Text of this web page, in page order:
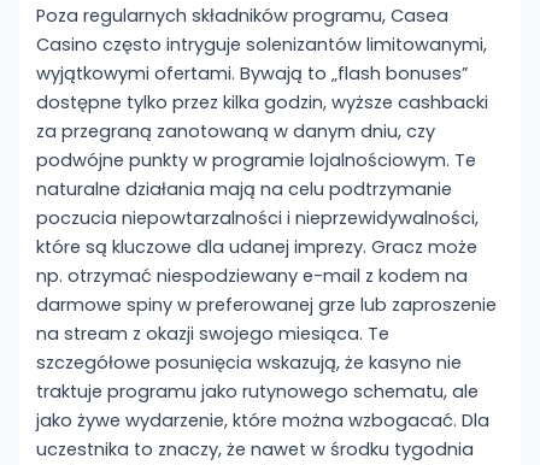
Poza regularnych składników programu, Casea
Casino często intryguje solenizantów limitowanymi,
wyjątkowymi ofertami. Bywają to „flash bonuses”
dostępne tylko przez kilka godzin, wyższe cashbacki
za przegraną zanotowaną w danym dniu, czy
podwójne punkty w programie lojalnościowym. Te
naturalne działania mają na celu podtrzymanie
poczucia niepowtarzalności i nieprzewidywalności,
które są kluczowe dla udanej imprezy. Gracz może
np. otrzymać niespodziewany e-mail z kodem na
darmowe spiny w preferowanej grze lub zaproszenie
na stream z okazji swojego miesiąca. Te
szczegółowe posunięcia wskazują, że kasyno nie
traktuje programu jako rutynowego schematu, ale
jako żywe wydarzenie, które można wzbogacać. Dla
uczestnika to znaczy, że nawet w środku tygodnia